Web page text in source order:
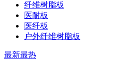
纤维树脂板
医耐板
医纤板
户外纤维树脂板
最新最热